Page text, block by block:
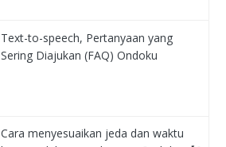
Text-to-speech, Pertanyaan yang
Sering Diajukan (FAQ) Ondoku
Cara menyesuaikan jeda dan waktu